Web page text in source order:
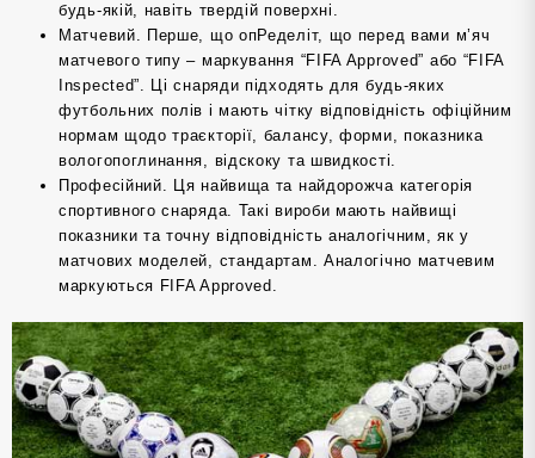
будь-якій, навіть твердій поверхні.
Матчевий. Перше, що опРеделіт, що перед вами м’яч
матчевого типу – маркування “FIFA Approved” або “FIFA
Inspected”. Ці снаряди підходять для будь-яких
футбольних полів і мають чітку відповідність офіційним
нормам щодо траєкторії, балансу, форми, показника
вологопоглинання, відскоку та швидкості.
Професійний. Ця найвища та найдорожча категорія
спортивного снаряда. Такі вироби мають найвищі
показники та точну відповідність аналогічним, як у
матчових моделей, стандартам. Аналогічно матчевим
маркуються FIFA Approved.